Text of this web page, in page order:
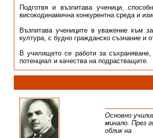
Подготвя и възпитава ученици,
високодинамична конкурентна среда и
Възпитава учениците в уважение към
култура, с будно гражданско съзнание и
В училището се работи за
потенциал и качества на подрастващите.
Основно
минало. През
облик на